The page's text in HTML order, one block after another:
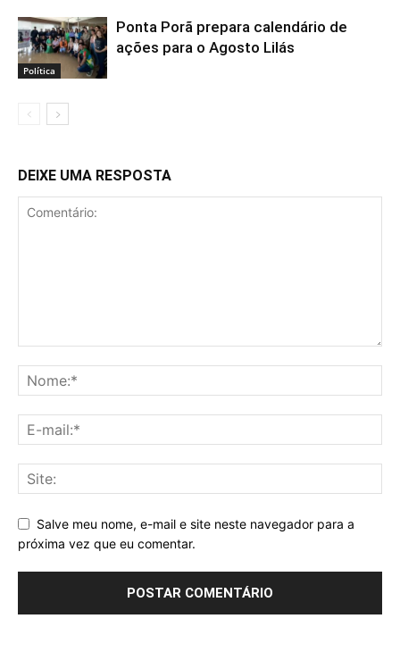
Política
Ponta Porã prepara calendário de
ações para o Agosto Lilás
DEIXE UMA RESPOSTA
Salve meu nome, e-mail e site neste navegador para a
próxima vez que eu comentar.